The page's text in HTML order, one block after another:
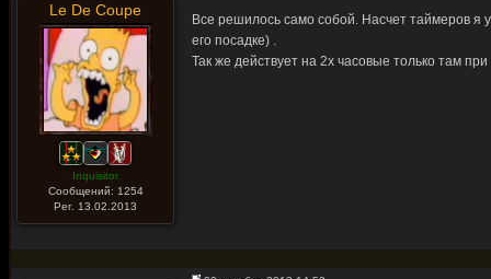
Le De Coupe
Inquisitor
Сообщений: 1254
Рег. 13.02.2013
Все решилось само собой. Насчет таймеров я
его посадке) .
Так же действует на 2х часовые только там